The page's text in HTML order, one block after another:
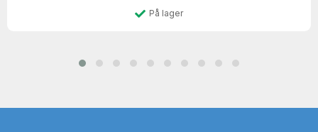
På lager